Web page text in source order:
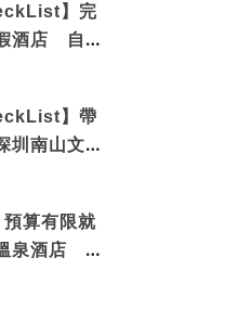
】完
酒店 自帶
】帶
圳南山文藝
預算有限就
泉酒店 車